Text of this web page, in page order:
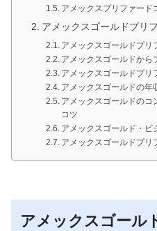
アメックスプリファード
アメックスゴールドプリ
アメックスゴールドプリ
アメックスゴールドから
アメックスゴールドプリ
アメックスゴールドの年
アメックスゴールドのコ
コツ
アメックスゴールド・ビ
アメックスゴールドプリ
アメックスゴール